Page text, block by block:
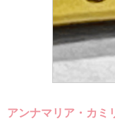
アンナマリア・カミ